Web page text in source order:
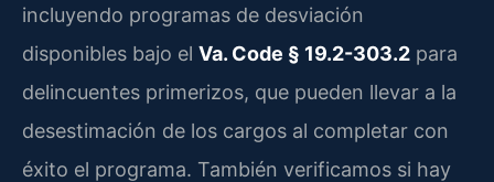
incluyendo programas de desviación
disponibles bajo el Va. Code § 19.2-303.2 para
delincuentes primerizos, que pueden llevar a la
desestimación de los cargos al completar con
éxito el programa. También verificamos si hay